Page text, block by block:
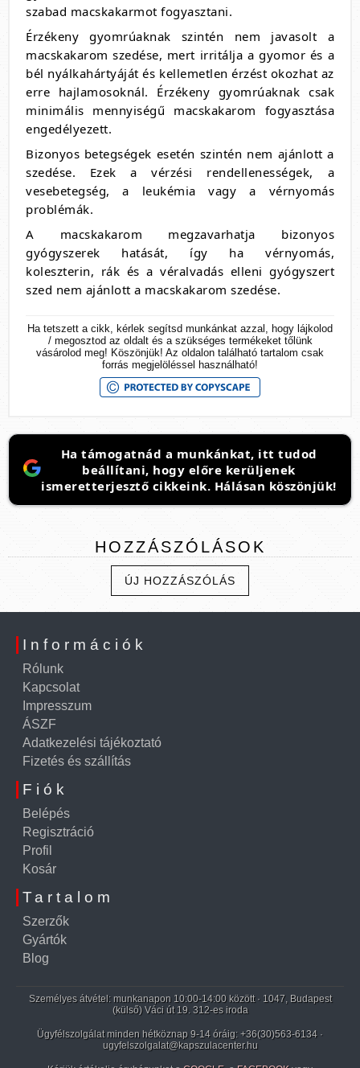
szabad macskakarmot fogyasztani.
Érzékeny gyomrúaknak szintén nem javasolt a
macskakarom szedése, mert irritálja a gyomor és a
bél nyálkahártyáját és kellemetlen érzést okozhat az
erre hajlamosoknál. Érzékeny gyomrúaknak csak
minimális mennyiségű macskakarom fogyasztása
engedélyezett.
Bizonyos betegségek esetén szintén nem ajánlott a
szedése. Ezek a vérzési rendellenességek, a
vesebetegség, a leukémia vagy a vérnyomás
problémák.
A macskakarom megzavarhatja bizonyos
gyógyszerek hatását, így ha vérnyomás,
koleszterin, rák és a véralvadás elleni gyógyszert
szed nem ajánlott a macskakarom szedése.
Ha tetszett a cikk, kérlek segítsd munkánkat azzal, hogy lájkolod
/ megosztod az oldalt és a szükséges termékeket tőlünk
vásárolod meg! Köszönjük! Az oldalon található tartalom csak
forrás megjelöléssel használható!
Ha támogatnád a munkánkat, itt tudod
beállítani, hogy előre kerüljenek
ismeretterjesztő cikkeink. Hálásan köszönjük!
HOZZÁSZÓLÁSOK
ÚJ HOZZÁSZÓLÁS
Információk
Rólunk
Kapcsolat
Impresszum
ÁSZF
Adatkezelési tájékoztató
Fizetés és szállítás
Fiók
Belépés
Regisztráció
Profil
Kosár
Tartalom
Szerzők
Gyártók
Blog
Személyes átvétel: munkanapon 10:00-14:00 között · 1047, Budapest
(külső) Váci út 19. 312-es iroda
Ügyfélszolgálat minden hétköznap 9-14 óráig: +36(30)563-6134 ·
ugyfelszolgalat@kapszulacenter.hu